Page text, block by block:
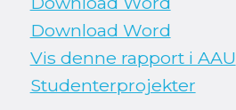
Download Word
Vis denne rapport i AAU
Studenterprojekter